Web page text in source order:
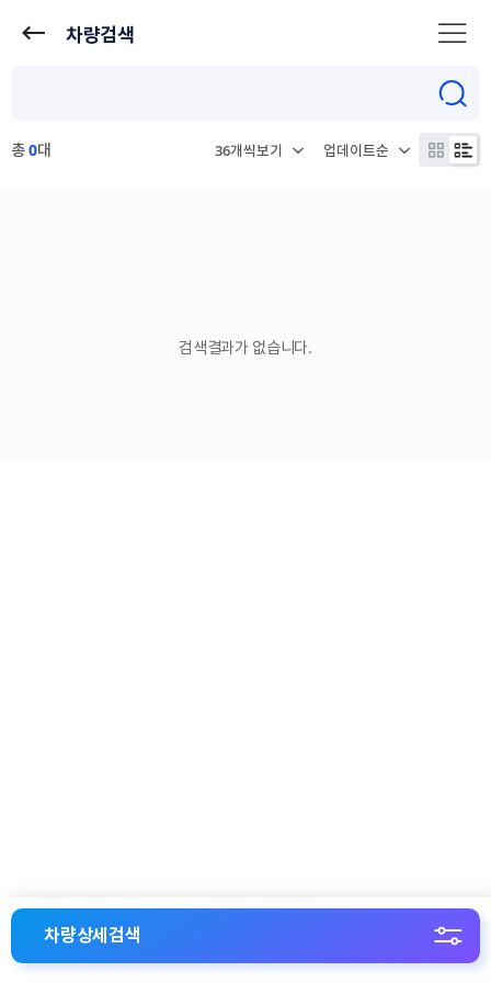
차량검색
차량상세검색
총0대
검색결과가 없습니다.